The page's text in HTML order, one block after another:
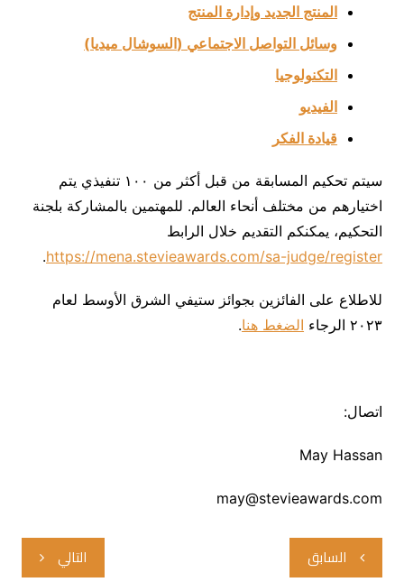
المنتج الجديد وإدارة المنتج
وسائل التواصل الاجتماعي (السوشال ميديا)
التكنولوجيا
الفيديو
قيادة الفكر
سيتم تحكيم المسابقة من قبل أكثر من ١٠٠ تنفيذي يتم
اختيارهم من مختلف أنحاء العالم. للمهتمين بالمشاركة بلجنة
التحكيم، يمكنكم التقديم خلال الرابط
https://mena.stevieawards.com/sa-judge/register
.
للاطلاع على الفائزين بجوائز ستيفي الشرق الأوسط لعام
۲٠۲٣ الرجاء
الضغط هنا.
اتصال:
May Hassan
may@stevieawards.com
تصفّح
السابق التالي